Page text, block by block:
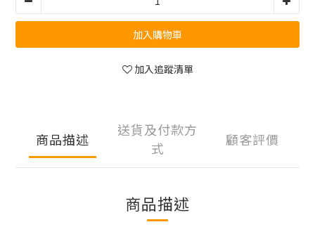
加入購物車
加入追蹤清單
商品描述
送貨及付款方
式
顧客評價
商品描述